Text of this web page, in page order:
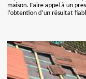
maison. Faire appel à un
l’obtention d’un résultat